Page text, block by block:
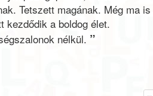
Tetszett magának. Még ma is
kezdődik a boldog élet.
nélkül. ”